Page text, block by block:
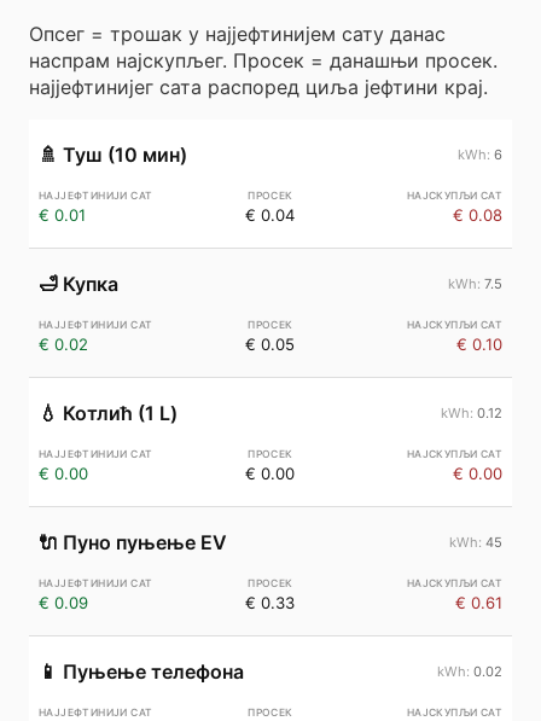
Опсег = трошак у најјефтинијем сату данас
наспрам најскупљег. Просек = данашњи просек.
најјефтинијег сата распоред циља јефтини крај.
🚿 Туш (10 мин) 6
€ 0.01 € 0.04 € 0.08
🛁 Купка 7.5
€ 0.02 € 0.05 € 0.10
💧 Котлић (1 L) 0.12
€ 0.00 € 0.00 € 0.00
🔌 Пуно пуњење EV 45
€ 0.09 € 0.33 € 0.61
📱 Пуњење телефона 0.02